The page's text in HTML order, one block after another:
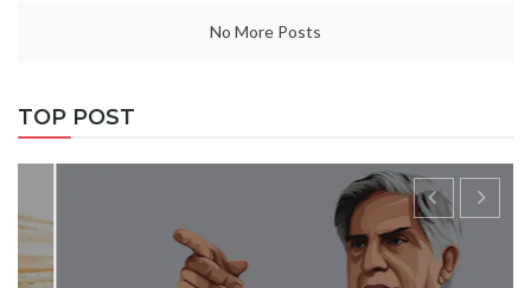
No More Posts
TOP POST